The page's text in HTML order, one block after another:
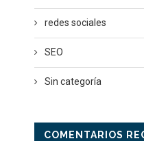
redes sociales
SEO
Sin categoría
COMENTARIOS